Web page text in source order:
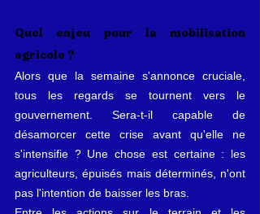
Quel enjeu pour la mobilisation
agricole ?
Alors que la semaine s'annonce cruciale,
tous les regards se tournent vers le
gouvernement. Sera-t-il capable de
désamorcer cette crise avant qu'elle ne
s'intensifie ? Une chose est certaine : les
agriculteurs, épuisés mais déterminés, n'ont
pas l'intention de baisser les bras.